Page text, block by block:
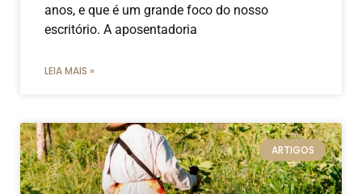
anos, e que é um grande foco do nosso
escritório. A aposentadoria
LEIA MAIS »
ARTIGOS